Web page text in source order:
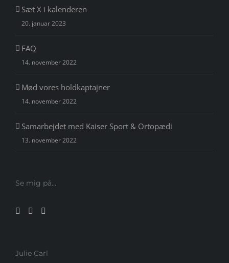
Sæt X i kalenderen
20. januar 2023
FAQ
14. november 2022
Mød vores holdkaptajner
14. november 2022
Samarbejdet med Kaiser Sport & Ortopædi
13. november 2022
Se mig på…
Julie Carl